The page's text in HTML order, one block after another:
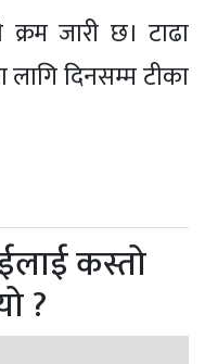
जारी छ। टाढा
दिनसम्म टीका
कस्तो
?